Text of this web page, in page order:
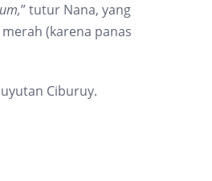
” tutur Nana, yang
(karena panas
Ciburuy.